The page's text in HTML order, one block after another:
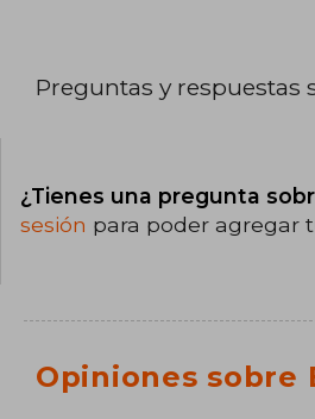
Preguntas y respuestas
¿Tienes una pregunta
sesión para poder agregar
Opiniones sobre